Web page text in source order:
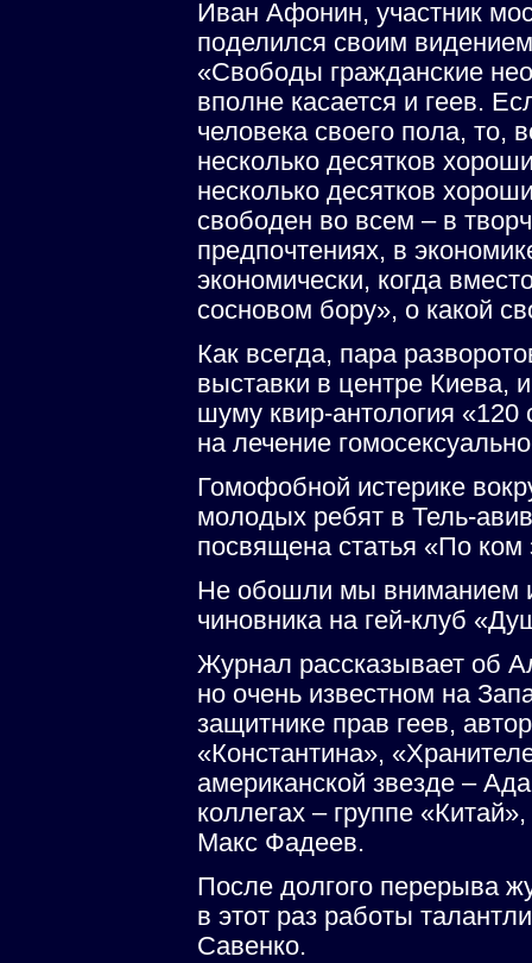
Иван Афонин, участник
поделился своим
«Свободы гражданские
вполне касается и геев.
человека своего пола,
несколько десятков
несколько десятков
свободен во всем – в
предпочтениях, в
экономически, когда
сосновом бору», о какой
Как всегда, пара
выставки в центре Киева,
шуму квир-антология
на лечение
Гомофобной истерике
молодых ребят в Тель-
посвящена статья «По ком
Не обошли мы вниманием
чиновника на гей-клуб
Журнал рассказывает об
но очень известном на
защитнике прав геев,
«Константина»,
американской звезде –
коллегах – группе
Макс Фадеев.
После долгого перерыва
в этот раз работы
Савенко.